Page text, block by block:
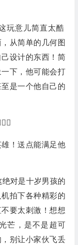
意儿简直太酷
从简单的几何图
设计的东西！简
下，他可能会打
是一个他自己的
！送点能满足他
绝对是十岁男孩的
拍下各种精彩的
要太刺激！想想
芒，是不是超可
别让小家伙飞丢